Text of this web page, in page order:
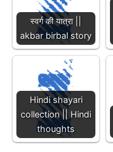
स्वर्ग की यात्रा ||
akbar birbal story
Hindi shayari
collection || Hindi
thoughts